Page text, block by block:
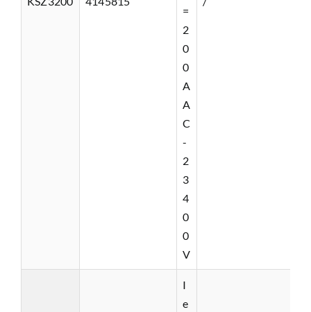
=
2
0
0
A
A
C
-
2
3
4
0
0
V
I
e